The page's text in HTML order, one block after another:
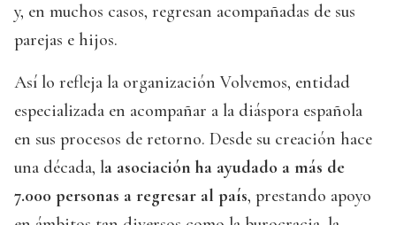
y, en muchos casos, regresan acompañadas de sus
parejas e hijos.
Así lo refleja la organización Volvemos, entidad
especializada en acompañar a la diáspora española
en sus procesos de retorno. Desde su creación hace
una década, la asociación ha ayudado a más de
7.000 personas a regresar al país, prestando apoyo